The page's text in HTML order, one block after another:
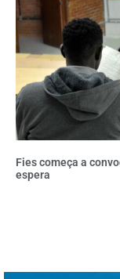
Fies começa a
espera